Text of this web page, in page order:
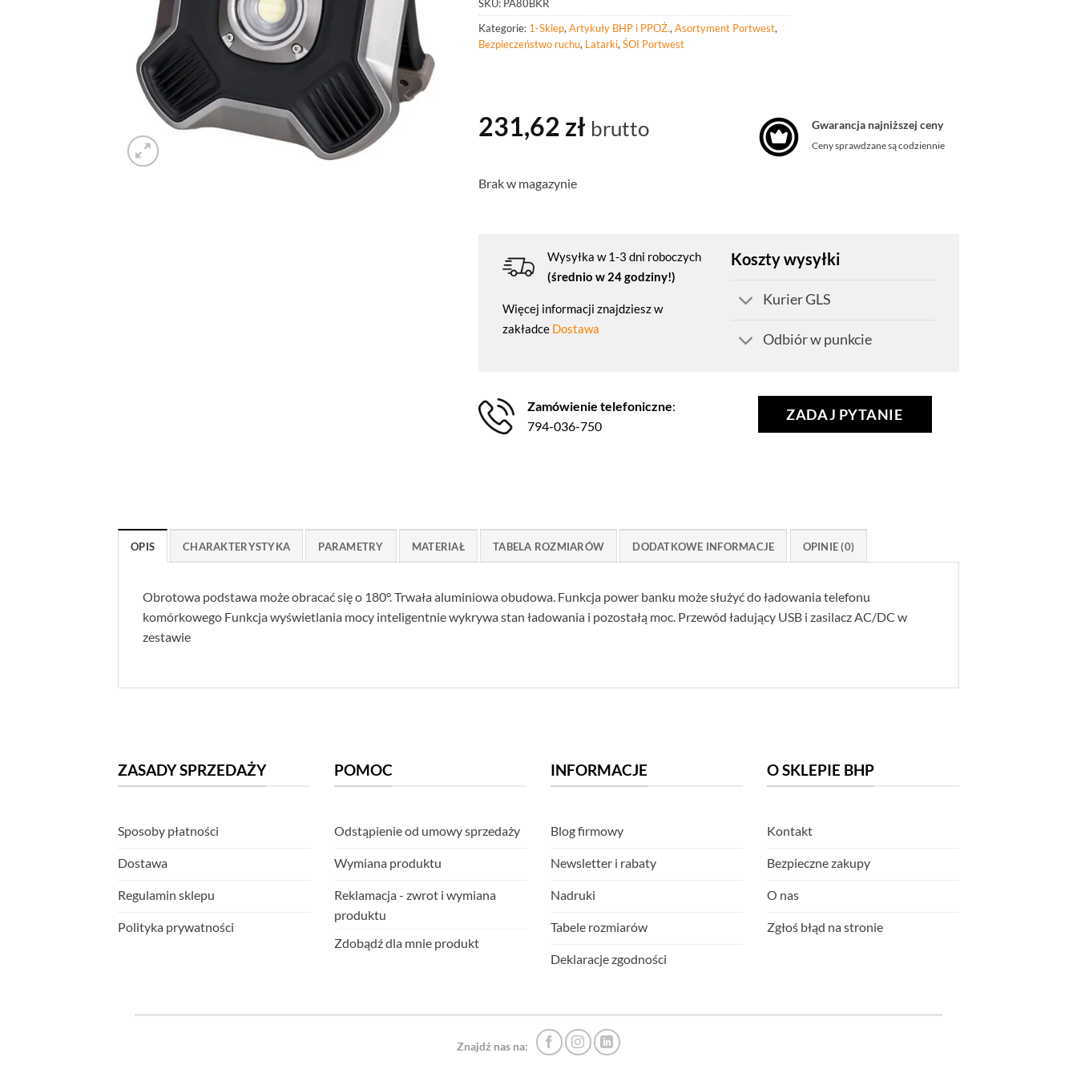
SKU: PA80BKR
Kategorie: 1-Sklep, Artykuły BHP i PPOŻ., Asortyment Portwest,
Bezpieczeństwo ruchu, Latarki, ŚOI Portwest
231,62 zł brutto
Brak w magazynie
Gwarancja najniższej ceny
Ceny sprawdzane są codziennie
Wysyłka w 1-3 dni roboczych
(średnio w 24 godziny!)
Więcej informacji znajdziesz w
zakładce Dostawa
Koszty wysyłki
Kurier GLS
Odbiór w punkcie
Zamówienie telefoniczne:
794-036-750
ZADAJ PYTANIE
OPIS CHARAKTERYSTYKA PARAMETRY MATERIAŁ TABELA ROZMIARÓW DODATKOWE INFORMACJE OPINIE (0)
Obrotowa podstawa może obracać się o 180°. Trwała aluminiowa obudowa. Funkcja power banku może służyć do ładowania telefonu
komórkowego Funkcja wyświetlania mocy inteligentnie wykrywa stan ładowania i pozostałą moc. Przewód ładujący USB i zasilacz AC/DC w
zestawie
ZASADY SPRZEDAŻY
Sposoby płatności
Dostawa
Regulamin sklepu
Polityka prywatności
POMOC
Odstąpienie od umowy sprzedaży
Wymiana produktu
Reklamacja - zwrot i wymiana
produktu
Zdobądź dla mnie produkt
INFORMACJE
Blog firmowy
Newsletter i rabaty
Nadruki
Tabele rozmiarów
Deklaracje zgodności
O SKLEPIE BHP
Kontakt
Bezpieczne zakupy
O nas
Zgłoś błąd na stronie
Znajdź nas na: